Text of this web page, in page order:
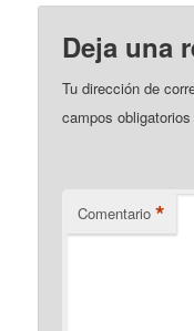
Deja una
Tu dirección de
campos
Comentario *